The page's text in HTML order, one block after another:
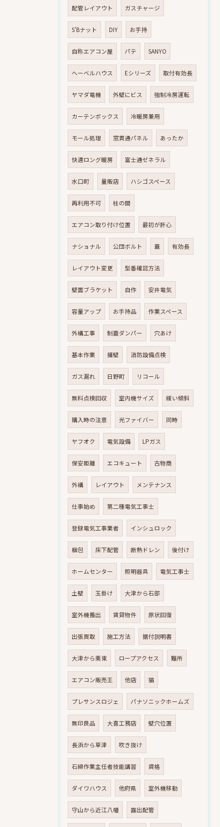
配管レイアウト ガスチャージ
S’Bナット DIY お手持
自称エアコン屋 パテ SANYO
へーベルハウス Eシリーズ 取付有効長
ヤマダ電機 外壁にビス 強制冷房運転
カーテンボックス 冷暖房兼用
モール処理 窓貫通パネル あったか
快適ロング暖房 富士通ゼネラル
水口町 量販店 ハシゴスペース
再利用不可 柱の間
エアコン取り付け位置 最初が肝心
ナショナル 公団ボルト 蓋 有効長
レイアウト変更 型番確認方法
壁面ブラケット 自作 安井電気
容量アップ お手持品 作業スペース
外構工事 制震ダンパー 穴あけ
基本作業 擁壁 消防設備点検
ガス漏れ 日野町 リコール
無料点検回収 室内機サイズ 緩い傾斜
購入時の注意 光ファイバー 同時
ヤフオク 電気設備 LPガス
保安距離 エコキュート 古物商
外構 レイアウト メンテナンス
仕事始め 第二種電気工事士
登録電気工事業者 インシュロック
梱包 床下配管 断熱ドレン 後付け
ホームセンター 照明器具 電気工事士
土壁 玉掛け 大津から石部
室外機搬出 賃貸物件 原状回復
出張買取 施工方法 据付説明書
大津から栗東 ロープアクセス 難所
エアコン販売王 他店 猫
プレサンスロジェ パナソニックホームズ
無印良品 大喜工務店 壁穴位置
長浜から草津 吹き抜け
石綿作業主任者技能講習 資格
ダイワハウス 他府県 室外機移動
守山から近江八幡 露出配管